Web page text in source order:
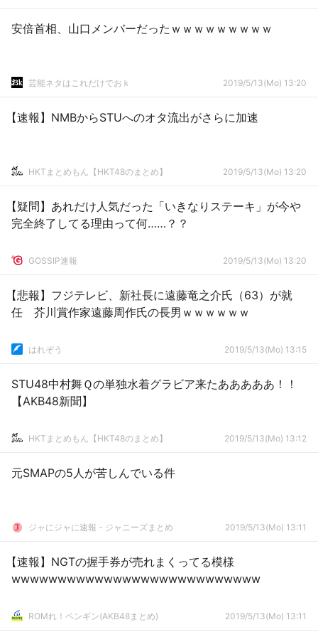
安倍首相、山口メンバーだったｗｗｗｗｗｗｗｗｗ
芸能ネタはこれだけでおｋ 2019/5/13(Mo) 13:20
【速報】NMBからSTUへのオタ流出がさらに加速
HKTまとめもん【HKT48のまとめ】 2019/5/13(Mo) 13:20
【疑問】あれだけ人気だった「いきなりステーキ」が今や
完全終了してる理由って何……？？
GOSSIP速報 2019/5/13(Mo) 13:20
【悲報】フジテレビ、新社長に遠藤竜之介氏（63）が就
任 芥川賞作家遠藤周作氏の長男ｗｗｗｗｗｗ
はれぞう 2019/5/13(Mo) 13:15
STU48中村舞Ｑの単独水着グラビア来たあああああ！！
【AKB48新聞】
HKTまとめもん【HKT48のまとめ】 2019/5/13(Mo) 13:12
元SMAPの5人が苦しんでいる件
ジャにジャに速報 - ジャニーズまとめ 2019/5/13(Mo) 13:11
【速報】NGTの握手券が売れまくってる模様
wwwwwwwwwwwwwwwwwwwwwwwwwww
ROMれ！ペンギン(AKB48まとめ) 2019/5/13(Mo) 13:11